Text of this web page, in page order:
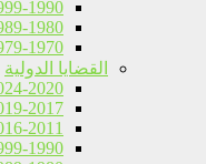
1990
1980
1970
القضايا الدولية
2020
2017
2011
1990